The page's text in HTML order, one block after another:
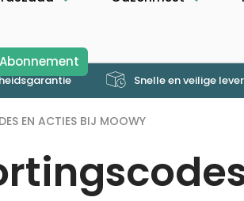
Abonnement
Snelle en veilige
EN ACTIES BIJ MOOWY